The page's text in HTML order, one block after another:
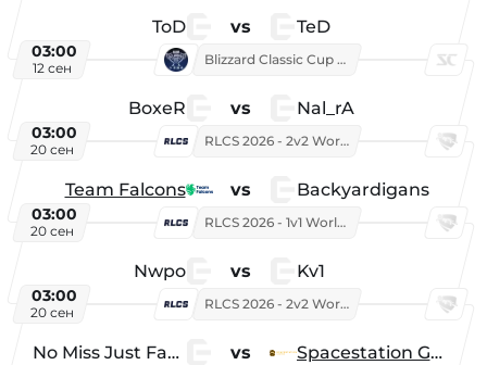
ToD vs TeD
03:00
12 сен
Blizzard Classic Cup 2026
BoxeR vs Nal_rA
03:00
20 сен
RLCS 2026 - 2v2 World Championship
Team Falcons vs Backyardigans
03:00
20 сен
RLCS 2026 - 1v1 World Championship
Nwpo vs Kv1
03:00
20 сен
RLCS 2026 - 2v2 World Championship
No Miss Just Fake vs Spacestation Gaming